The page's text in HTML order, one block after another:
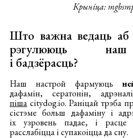
Крыніца:
Што важна ведаць аб
рэгулююць
і бадзёрасць?
Наш настрой фармуюць
дафамін, сератонін,
піша citydog.io. Раніцай трэба
сістэме больш дафаміну і
іх узровень падае, і
расслабіцца і супакоіцца да сну.